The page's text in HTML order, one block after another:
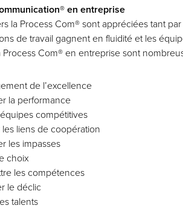
en entreprise
la Process Com® sont appréciées tant
de travail gagnent en fluidité et les
Com® en entreprise sont
de l’excellence
la performance
compétitives
liens de coopération
les impasses
choix
les compétences
le déclic
talents